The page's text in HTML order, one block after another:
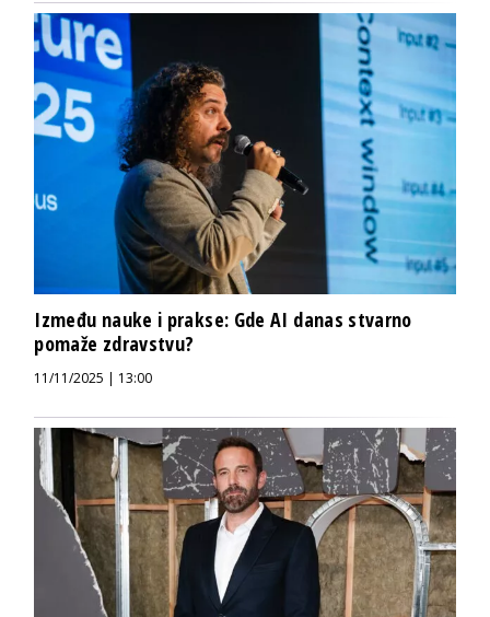
Između nauke i prakse: Gde AI danas stvarno
pomaže zdravstvu?
11/11/2025 | 13:00